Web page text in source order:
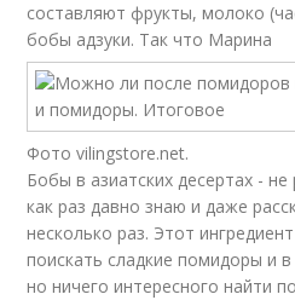
составляют фрукты, молоко
бобы адзуки. Так что Марина
Фото vilingstore.net.
Бобы в азиатских десертах -
как раз давно знаю и даже
несколько раз. Этот
поискать сладкие помидоры и в
но ничего интересного найти